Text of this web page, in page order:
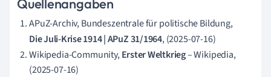
APuZ-Archiv, Bundeszentrale für politische Bildung,
Die Juli-Krise 1914 | APuZ 31/1964, (2025-07-16)
Wikipedia-Community,Erster Weltkrieg– Wikipedia,
(2025-07-16)